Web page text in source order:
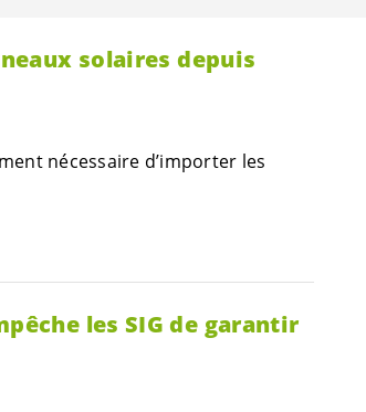
solaires depuis
nécessaire d’importer les
les SIG de garantir